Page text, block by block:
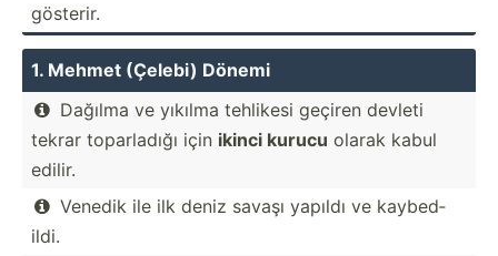
gösterir.
1. Mehmet (Çelebi) Dönemi

Dağılma ve yıkılma tehlikesi geçiren devleti
tekrar toparl­adığı için ikinci kurucu olarak kabul
edilir.
 Venedik ile ilk deniz savaşı yapıldı ve kaybed­
ildi.